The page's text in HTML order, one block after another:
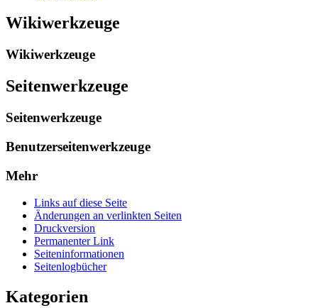
Wikiwerkzeuge
Wikiwerkzeuge
Seitenwerkzeuge
Seitenwerkzeuge
Benutzerseitenwerkzeuge
Mehr
Links auf diese Seite
Änderungen an verlinkten Seiten
Druckversion
Permanenter Link
Seiten­­informationen
Seitenlogbücher
Kategorien